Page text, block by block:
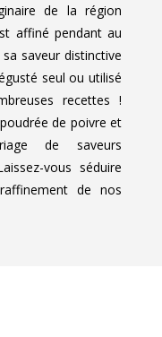
de la région
affiné pendant au
saveur distinctive
seul ou utilisé
recettes !
de poivre et
de saveurs
vous séduire
de nos